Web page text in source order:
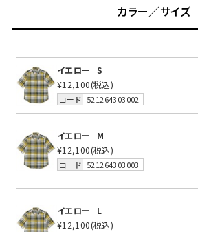
カラー／サイズ
イエロー
S
¥12,100(税込)
コード 521264303002
イエロー
M
¥12,100(税込)
コード 521264303003
イエロー
L
¥12,100(税込)